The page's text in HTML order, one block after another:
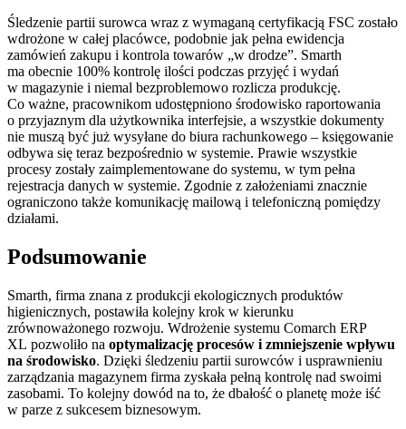
Śledzenie partii surowca wraz z wymaganą certyfikacją FSC zostało
wdrożone w całej placówce, podobnie jak pełna ewidencja
zamówień zakupu i kontrola towarów „w drodze”. Smarth
ma obecnie 100% kontrolę ilości podczas przyjęć i wydań
w magazynie i niemal bezproblemowo rozlicza produkcję.
Co ważne, pracownikom udostępniono środowisko raportowania
o przyjaznym dla użytkownika interfejsie, a wszystkie dokumenty
nie muszą być już wysyłane do biura rachunkowego – księgowanie
odbywa się teraz bezpośrednio w systemie. Prawie wszystkie
procesy zostały zaimplementowane do systemu, w tym pełna
rejestracja danych w systemie. Zgodnie z założeniami znacznie
ograniczono także komunikację mailową i telefoniczną pomiędzy
działami.
Podsumowanie
Smarth, firma znana z produkcji ekologicznych produktów
higienicznych, postawiła kolejny krok w kierunku
zrównoważonego rozwoju. Wdrożenie systemu Comarch ERP
XL pozwoliło na optymalizację procesów i zmniejszenie wpływu
na środowisko. Dzięki śledzeniu partii surowców i usprawnieniu
zarządzania magazynem firma zyskała pełną kontrolę nad swoimi
zasobami. To kolejny dowód na to, że dbałość o planetę może iść
w parze z sukcesem biznesowym.